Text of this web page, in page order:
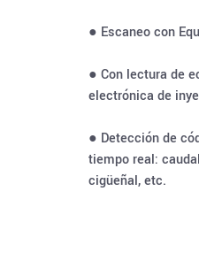
● Escaneo con
● Con lectura de
electrónica de
● Detección de
tiempo real:
cigüeñal, etc.